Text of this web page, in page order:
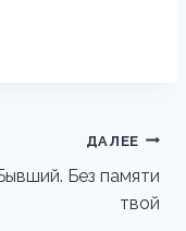
ДАЛЕЕ
Без памяти
твой